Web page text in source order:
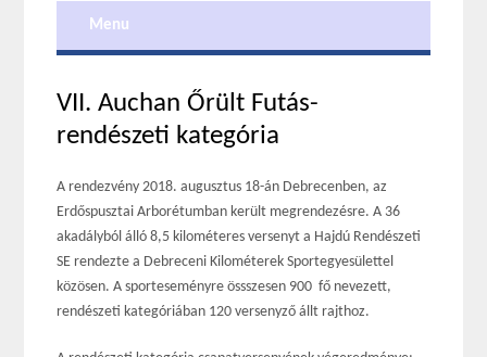
Menu
VII. Auchan Őrült Futás-
rendészeti kategória
A rendezvény 2018. augusztus 18-án Debrecenben, az
Erdőspusztai Arborétumban került megrendezésre. A 36
akadályból álló 8,5 kilométeres versenyt a Hajdú Rendészeti
SE rendezte a Debreceni Kilométerek Sportegyesülettel
közösen. A sporteseményre össszesen 900 fő nevezett,
rendészeti kategóriában 120 versenyző állt rajthoz.